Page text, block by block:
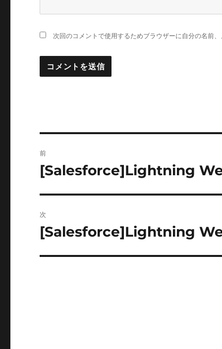
次回のコメントで使用するためブラウザーに自分の名前
稿
ゲ
前
前
投
稿:
[Salesforce]Lightning
次
次
投
[Salesforce]Lightning